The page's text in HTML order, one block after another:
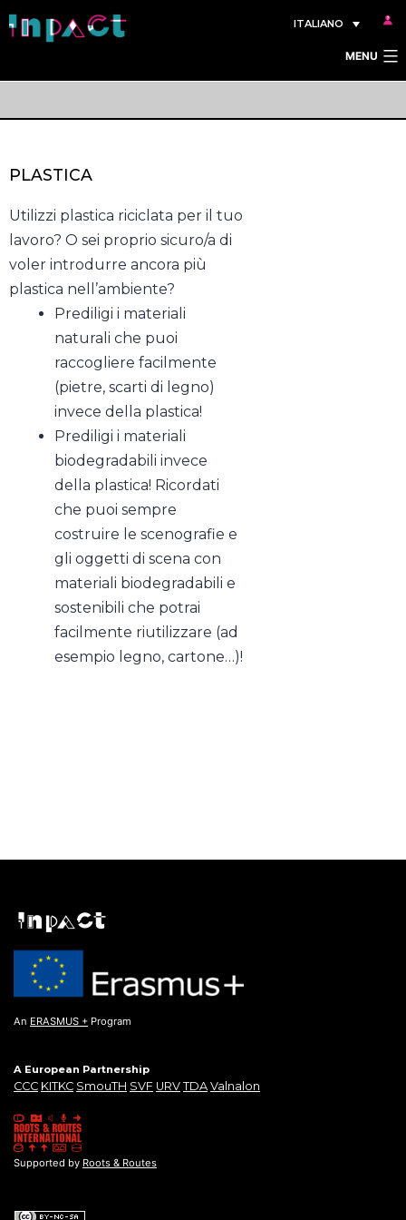
Salta
al
ITALIANO
MENU
PLASTICA
Utilizzi plastica riciclata per il tuo
lavoro? O sei proprio sicuro/a di
voler introdurre ancora più
plastica nell’ambiente?
Prediligi i materiali
naturali che puoi
raccogliere facilmente
(pietre, scarti di legno)
invece della plastica!
Prediligi i materiali
biodegradabili invece
della plastica! Ricordati
che puoi sempre
costruire le scenografie e
gli oggetti di scena con
materiali biodegradabili e
sostenibili che potrai
facilmente riutilizzare (ad
esempio legno, cartone…)!
An ERASMUS + Program
A European Partnership
CCC KITKC SmouTH SVF URV TDA Valnalon
Supported by Roots & Routes